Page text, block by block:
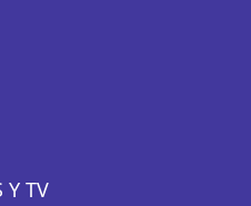
Y TV